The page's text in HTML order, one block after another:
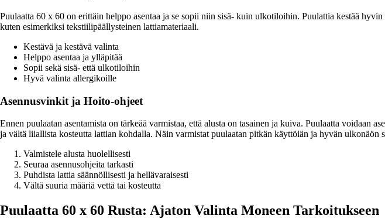
Puulaatta 60 x 60 on erittäin helppo asentaa ja se sopii niin sisä- kuin ulkotiloihin. Puulattia kestää
kuten esimerkiksi tekstiilipäällysteinen lattiamateriaali.
Kestävä ja kestävä valinta
Helppo asentaa ja ylläpitää
Sopii sekä sisä- että ulkotiloihin
Hyvä valinta allergikoille
Asennusvinkit ja Hoito-ohjeet
Ennen puulaatan asentamista on tärkeää varmistaa, että alusta on tasainen ja kuiva. Puulaatta voidaan
ja vältä liiallista kosteutta lattian kohdalla. Näin varmistat puulaatan pitkän käyttöiän ja hyvän ulkonäön
Valmistele alusta huolellisesti
Seuraa asennusohjeita tarkasti
Puhdista lattia säännöllisesti ja hellävaraisesti
Vältä suuria määriä vettä tai kosteutta
Puulaatta 60 x 60 Rusta: Ajaton Valinta Moneen Tarkoitukseen